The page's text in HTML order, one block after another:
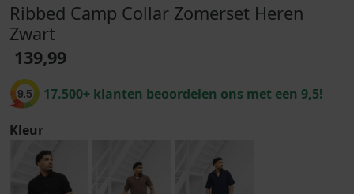
Ribbed Camp Collar Zomerset Heren
Zwart
139,99
9.5 17.500+ klanten beoordelen ons met een 9,5!
Kleur